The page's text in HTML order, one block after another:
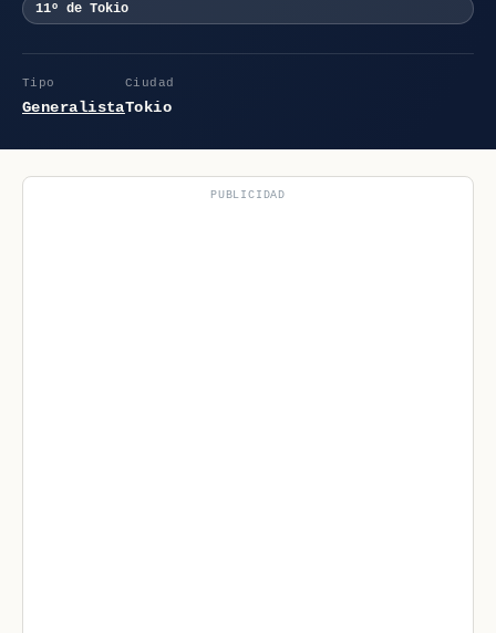
11º de Tokio
Tipo
Generalista
Ciudad
Tokio
PUBLICIDAD